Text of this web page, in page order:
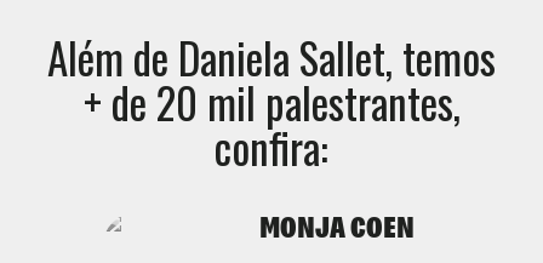
Além de Daniela Sallet, temos
+ de 20 mil palestrantes,
confira:
MONJA COEN